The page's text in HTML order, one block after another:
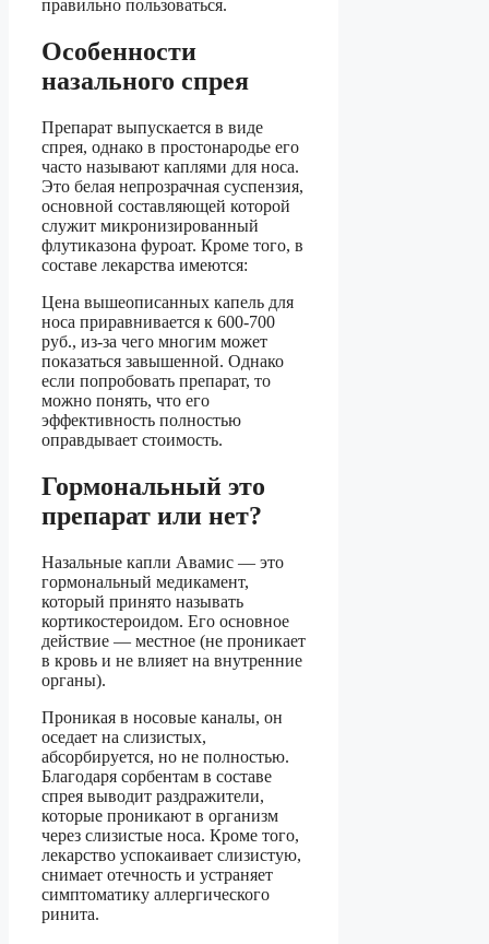
правильно пользоваться.
Особенности
назального спрея
Препарат выпускается в виде
спрея, однако в простонародье его
часто называют каплями для носа.
Это белая непрозрачная суспензия,
основной составляющей которой
служит микронизированный
флутиказона фуроат. Кроме того, в
составе лекарства имеются:
Цена вышеописанных капель для
носа приравнивается к 600-700
руб., из-за чего многим может
показаться завышенной. Однако
если попробовать препарат, то
можно понять, что его
эффективность полностью
оправдывает стоимость.
Гормональный это
препарат или нет?
Назальные капли Авамис — это
гормональный медикамент,
который принято называть
кортикостероидом. Его основное
действие — местное (не проникает
в кровь и не влияет на внутренние
органы).
Проникая в носовые каналы, он
оседает на слизистых,
абсорбируется, но не полностью.
Благодаря сорбентам в составе
спрея выводит раздражители,
которые проникают в организм
через слизистые носа. Кроме того,
лекарство успокаивает слизистую,
снимает отечность и устраняет
симптоматику аллергического
ринита.